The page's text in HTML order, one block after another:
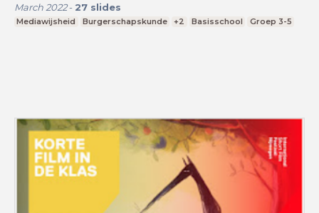
March 2022- 27 slides
Mediawijsheid Burgerschapskunde +2 Basisschool Groep 3-5